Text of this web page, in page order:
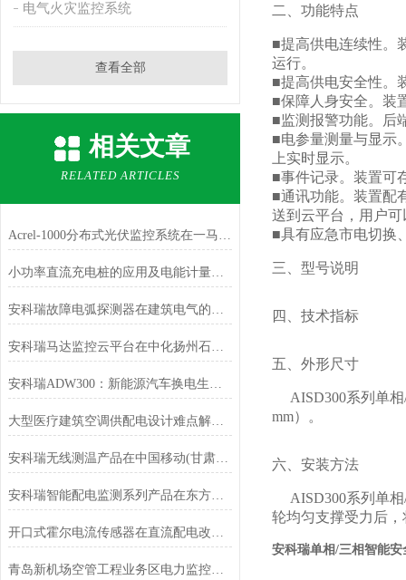
电气火灾监控系统
查看全部
相关文章
RELATED ARTICLES
Acrel-1000分布式光伏监控系统在一马光彩大市场屋顶光伏发电项目中应用
小功率直流充电桩的应用及电能计量选型分析
安科瑞故障电弧探测器在建筑电气的设计与应用
安科瑞马达监控云平台在中化扬州石化码头仓储项目的应用
安科瑞ADW300：新能源汽车换电生态的 “准确计量基石”
大型医疗建筑空调供配电设计难点解析：如何兼顾安全与节能？
安科瑞无线测温产品在中国移动(甘肃兰州)数据中心B02项目的应用
安科瑞智能配电监测系列产品在东方希望北海氧化铝项目的应用
开口式霍尔电流传感器在直流配电改造的应用
青岛新机场空管工程业务区电力监控和能耗监测的设计与应用
二、功能特点
■提高供电连续性。
运行。
■提高供电安全性。
■保障人身安全。装
■监测报警功能。后
■电参量测量与显示
上实时显示。
■事件记录。装置可
■通讯功能。装置配
送到云平台，用户
■具有应急市电切换
三、型号说明
四、技术指标
五、外形尺寸
AISD300系列单相/
mm）。
六、安装方法
AISD300系列单相
轮均匀支撑受力后
安科瑞单相/三相智能安